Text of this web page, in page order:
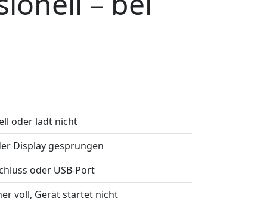
oder lädt nicht
Display gesprungen
oder USB-Port
voll, Gerät startet nicht